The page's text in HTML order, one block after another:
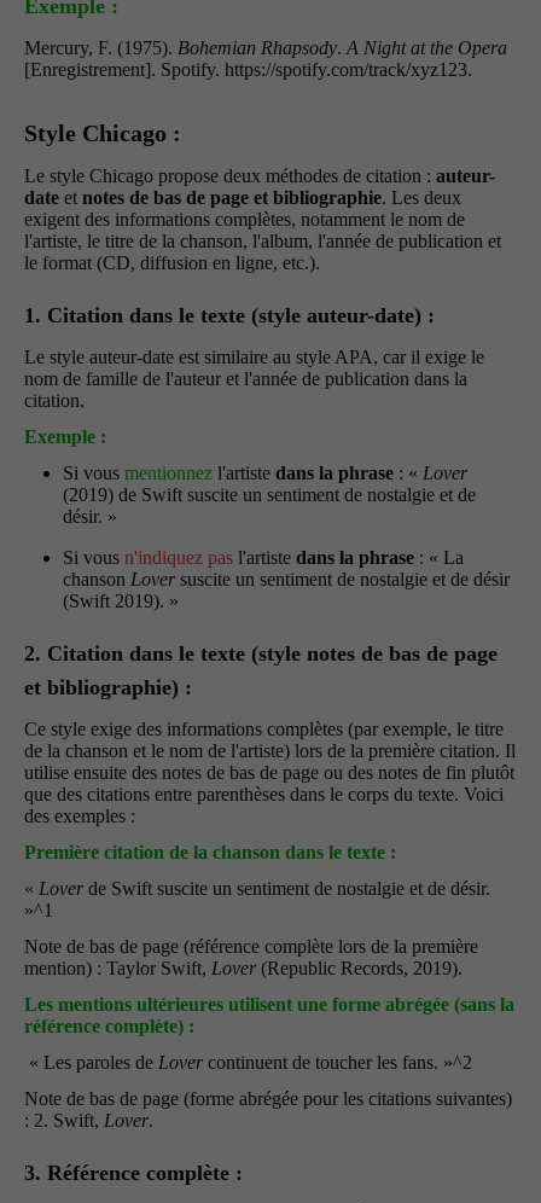
Exemple :
Mercury, F. (1975). Bohemian Rhapsody. A Night at the Opera
[Enregistrement]. Spotify. https://spotify.com/track/xyz123.
Style Chicago :
Le style Chicago propose deux méthodes de citation : auteur-
date et notes de bas de page et bibliographie. Les deux
exigent des informations complètes, notamment le nom de
l'artiste, le titre de la chanson, l'album, l'année de publication et
le format (CD, diffusion en ligne, etc.).
1. Citation dans le texte (style auteur-date) :
Le style auteur-date est similaire au style APA, car il exige le
nom de famille de l'auteur et l'année de publication dans la
citation.
Exemple :
Si vous mentionnez l'artiste dans la phrase : « Lover
(2019) de Swift suscite un sentiment de nostalgie et de
désir. »
Si vous n'indiquez pas l'artiste dans la phrase : « La
chanson Lover suscite un sentiment de nostalgie et de désir
(Swift 2019). »
2. Citation dans le texte (style notes de bas de page
et bibliographie) :
Ce style exige des informations complètes (par exemple, le titre
de la chanson et le nom de l'artiste) lors de la première citation. Il
utilise ensuite des notes de bas de page ou des notes de fin plutôt
que des citations entre parenthèses dans le corps du texte. Voici
des exemples :
Première citation de la chanson dans le texte :
« Lover de Swift suscite un sentiment de nostalgie et de désir.
»^1
Note de bas de page (référence complète lors de la première
mention) : Taylor Swift, Lover (Republic Records, 2019).
Les mentions ultérieures utilisent une forme abrégée (sans la
référence complète) :
« Les paroles de Lover continuent de toucher les fans. »^2
Note de bas de page (forme abrégée pour les citations suivantes)
: 2. Swift, Lover.
3. Référence complète :